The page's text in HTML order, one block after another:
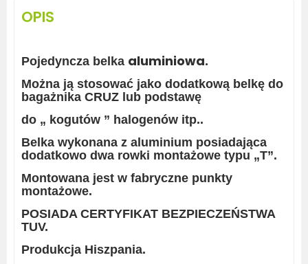
OPIS
Pojedyncza belka aluminiowa.
Można ją stosować jako dodatkową belkę do
bagażnika CRUZ lub podstawę
do „ kogutów ” halogenów itp..
Belka wykonana z aluminium posiadająca
dodatkowo dwa rowki montażowe typu „T”.
Montowana jest w fabryczne punkty
montażowe.
POSIADA CERTYFIKAT BEZPIECZEŃSTWA
TUV.
Produkcja Hiszpania.